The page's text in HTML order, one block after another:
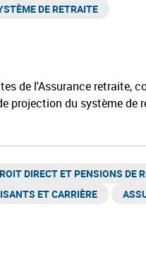
DE RETRAITE
de l'Assurance retraite,
projection du système
DIRECT ET PENSIONS DE
ET CARRIÈRE